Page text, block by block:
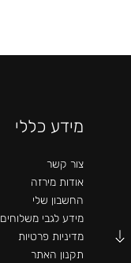
מידע כללי
צור קשר
אודות מירזה
החשבון שלי
מידע לגבי משלוחים
מדיניות פרטיות
תקנון האתר